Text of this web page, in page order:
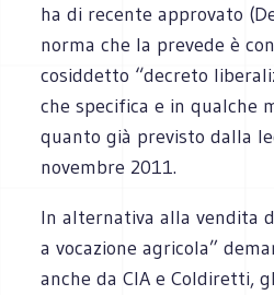
ha di recente approvato
norma che la prevede è
cosiddetto “decreto
che specifica e in qualche
quanto già previsto dalla
novembre 2011.
In alternativa alla vendita
a vocazione agricola”
anche da CIA e Coldiretti,